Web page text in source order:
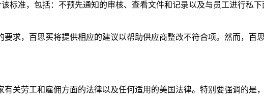
准，包括：不预先通知的审核、查看文件和记录以及与员工进行私
，百思买将提供相应的建议以帮助供应商整改不符合项。然而，百
劳工和雇佣方面的法律以及任何适用的美国法律。特别要强调的是